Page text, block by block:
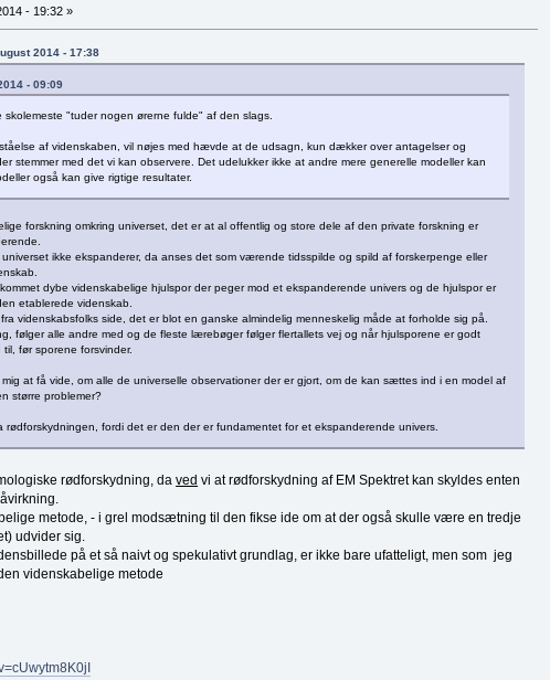
- 19:32 »
2014 - 17:38
- 09:09
"tuder nogen ørerne fulde" af den slags.
af videnskaben, vil nøjes med hævde at de udsagn, kun dækker over antagelser og
stemmer med det vi kan observere. Det udelukker ikke at andre mere generelle modeller kan
også kan give rigtige resultater.
forskning omkring universet, det er at al offentlig og store dele af den private forskning er
ikke ekspanderer, da anses det som værende tidsspilde og spild af forskerpenge eller
dybe videnskabelige hjulspor der peger mod et ekspanderende univers og de hjulspor er
etablerede videnskab.
videnskabsfolks side, det er blot en ganske almindelig menneskelig måde at forholde sig på.
følger alle andre med og de fleste lærebøger følger flertallets vej og når hjulsporene er godt
før sporene forsvinder.
at få vide, om alle de universelle observationer der er gjort, om de kan sættes ind i en model af
større problemer?
rødforskydningen, fordi det er den der er fundamentet for et ekspanderende univers.
rødforskydning, daved vi at rødforskydning af EM Spektret kan skyldes enten
metode, - i grel modsætning til den fikse ide om at der også skulle være en tredje
udvider sig.
på et så naivt og spekulativt grundlag, er ikke bare ufatteligt, men som jeg
videnskabelige metode